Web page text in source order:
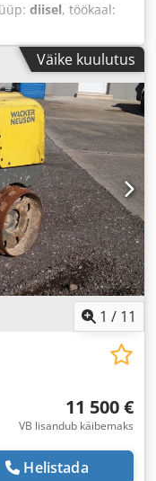
diisel, töökaal:
Väike kuulutus
1 / 11
11 500 €
VB lisandub käibemaks
Helistada